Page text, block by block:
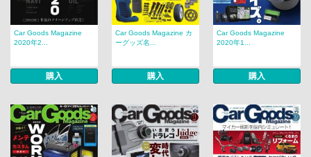
Car Goods Magazine
2020年2...
購入
Car Goods Magazine カ
ーグッズ名...
購入
Car Goods Magazine
2020年1...
購入